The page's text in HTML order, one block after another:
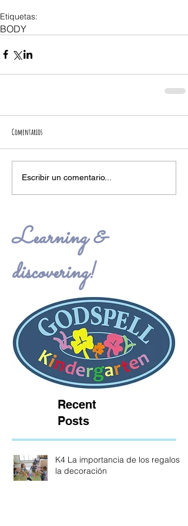
Etiquetas:
BODY
Comentarios
Escribir un comentario...
Learning &
discovering!
Recent
Posts
K4 La importancia de los regalos y
la decoración